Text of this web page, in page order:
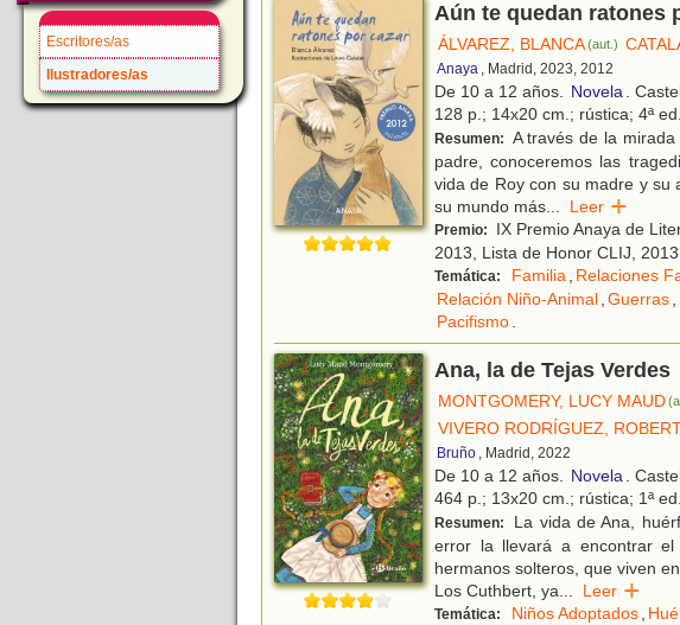
Escritores/as
Ilustradores/as
Aún te quedan ratones
ÁLVAREZ, BLANCA(aut.)
Anaya , Madrid, 2023, 2012
De 10 a 12 años. Novela.
128 p.; 14x20 cm.; rústica; 4ª
Resumen: A través de la
padre, conoceremos las
vida de Roy con su madre y su
su mundo más... Leer
Premio:
IX Premio Anaya de
2013, Lista de Honor CLIJ, 2013
Temática: Familia, Relaciones
Relación Niño-Animal,Guerras,
Pacifismo.
Ana, la de Tejas Verdes
MONTGOMERY, LUCY MAUD
VIVERO RODRÍGUEZ,
Bruño , Madrid, 2022
De 10 a 12 años. Novela.
464 p.; 13x20 cm.; rústica; 1ª
Resumen:
La vida de Ana,
error la llevará a encontrar
hermanos solteros, que viven
Los Cuthbert, ya... Leer
Temática: Niños Adoptados,